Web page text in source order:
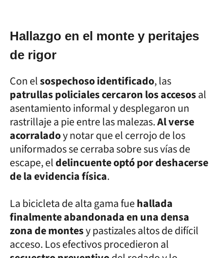
Hallazgo en el monte y peritajes
de rigor
Con elsospechoso identificado, las
patrullas policiales cercaron los accesosal
asentamiento informal y desplegaron un
rastrillaje a pie entre las malezas.Al verse
acorraladoy notar que el cerrojo de los
uniformados se cerraba sobre sus vías de
escape, eldelincuente optó por deshacerse
de la evidencia física.
La bicicleta de alta gama fuehallada
finalmente abandonada en una densa
zona de montesy pastizales altos de difícil
acceso. Los efectivos procedieron al